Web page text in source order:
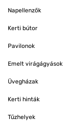
Napellenzők
Kerti bútor
Pavilonok
Emelt virágágyások
Üvegházak
Kerti hinták
Tűzhelyek